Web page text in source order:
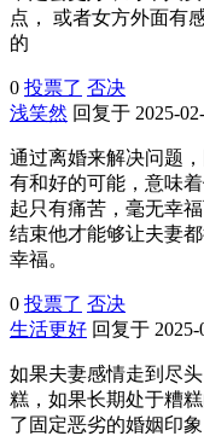
点， 或者女方外面有
的
0 投票了 否决
浅笑然 回复于 2025-
通过离婚来解决问题
有和好的可能，意味
起只有痛苦，毫无幸
结束他才能够让夫妻
幸福。
0 投票了 否决
生活更好 回复于
如果夫妻感情走到尽
糕，如果长期处于糟
了固定恶劣的婚姻印